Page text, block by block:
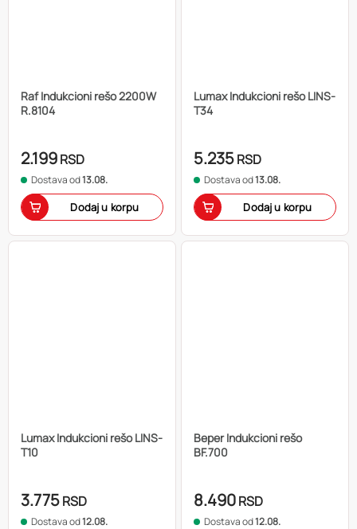
Raf Indukcioni rešo 2200W
R.8104
2.199RSD
Dostava od13.08.
Dodaj u korpu
Lumax Indukcioni rešo LINS-
T34
5.235RSD
Dostava od13.08.
Dodaj u korpu
Lumax Indukcioni rešo LINS-
T10
3.775RSD
Dostava od12.08.
Beper Indukcioni rešo
BF.700
8.490RSD
Dostava od12.08.